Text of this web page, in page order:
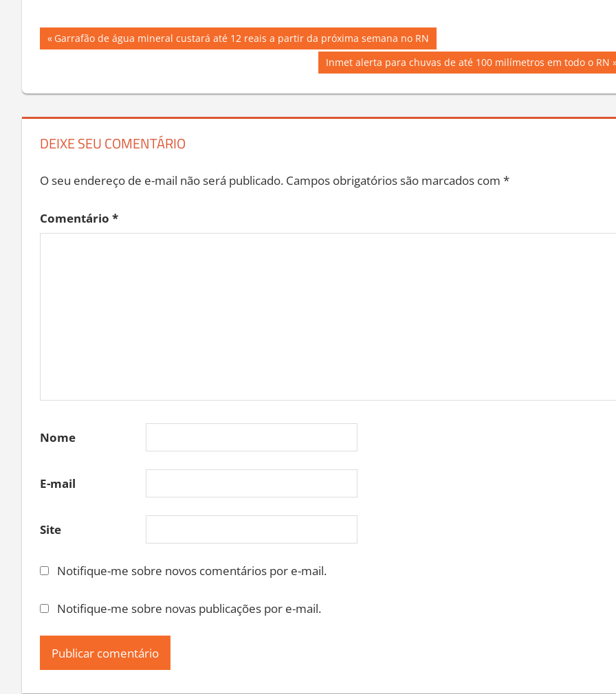
Navegação
Post
Previous
Post:
Garrafão de água mineral custará até 12 reais a partir da próxima semana no RN
Next
Post:
Inmet alerta para chuvas de até 100 milímetros em todo o RN
DEIXE SEU COMENTÁRIO
O seu endereço de e-mail não será publicado. Campos obrigatórios são marcados com *
Comentário *
Nome
E-mail
Site
Notifique-me sobre novos comentários por e-mail.
Notifique-me sobre novas publicações por e-mail.